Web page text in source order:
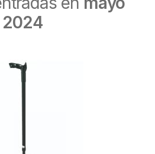
2024